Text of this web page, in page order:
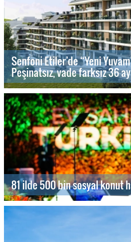
Senfoni Etiler’de “Yeni
Peşinatsız, vade farksız 36
81 ilde 500 bin sosyal konut